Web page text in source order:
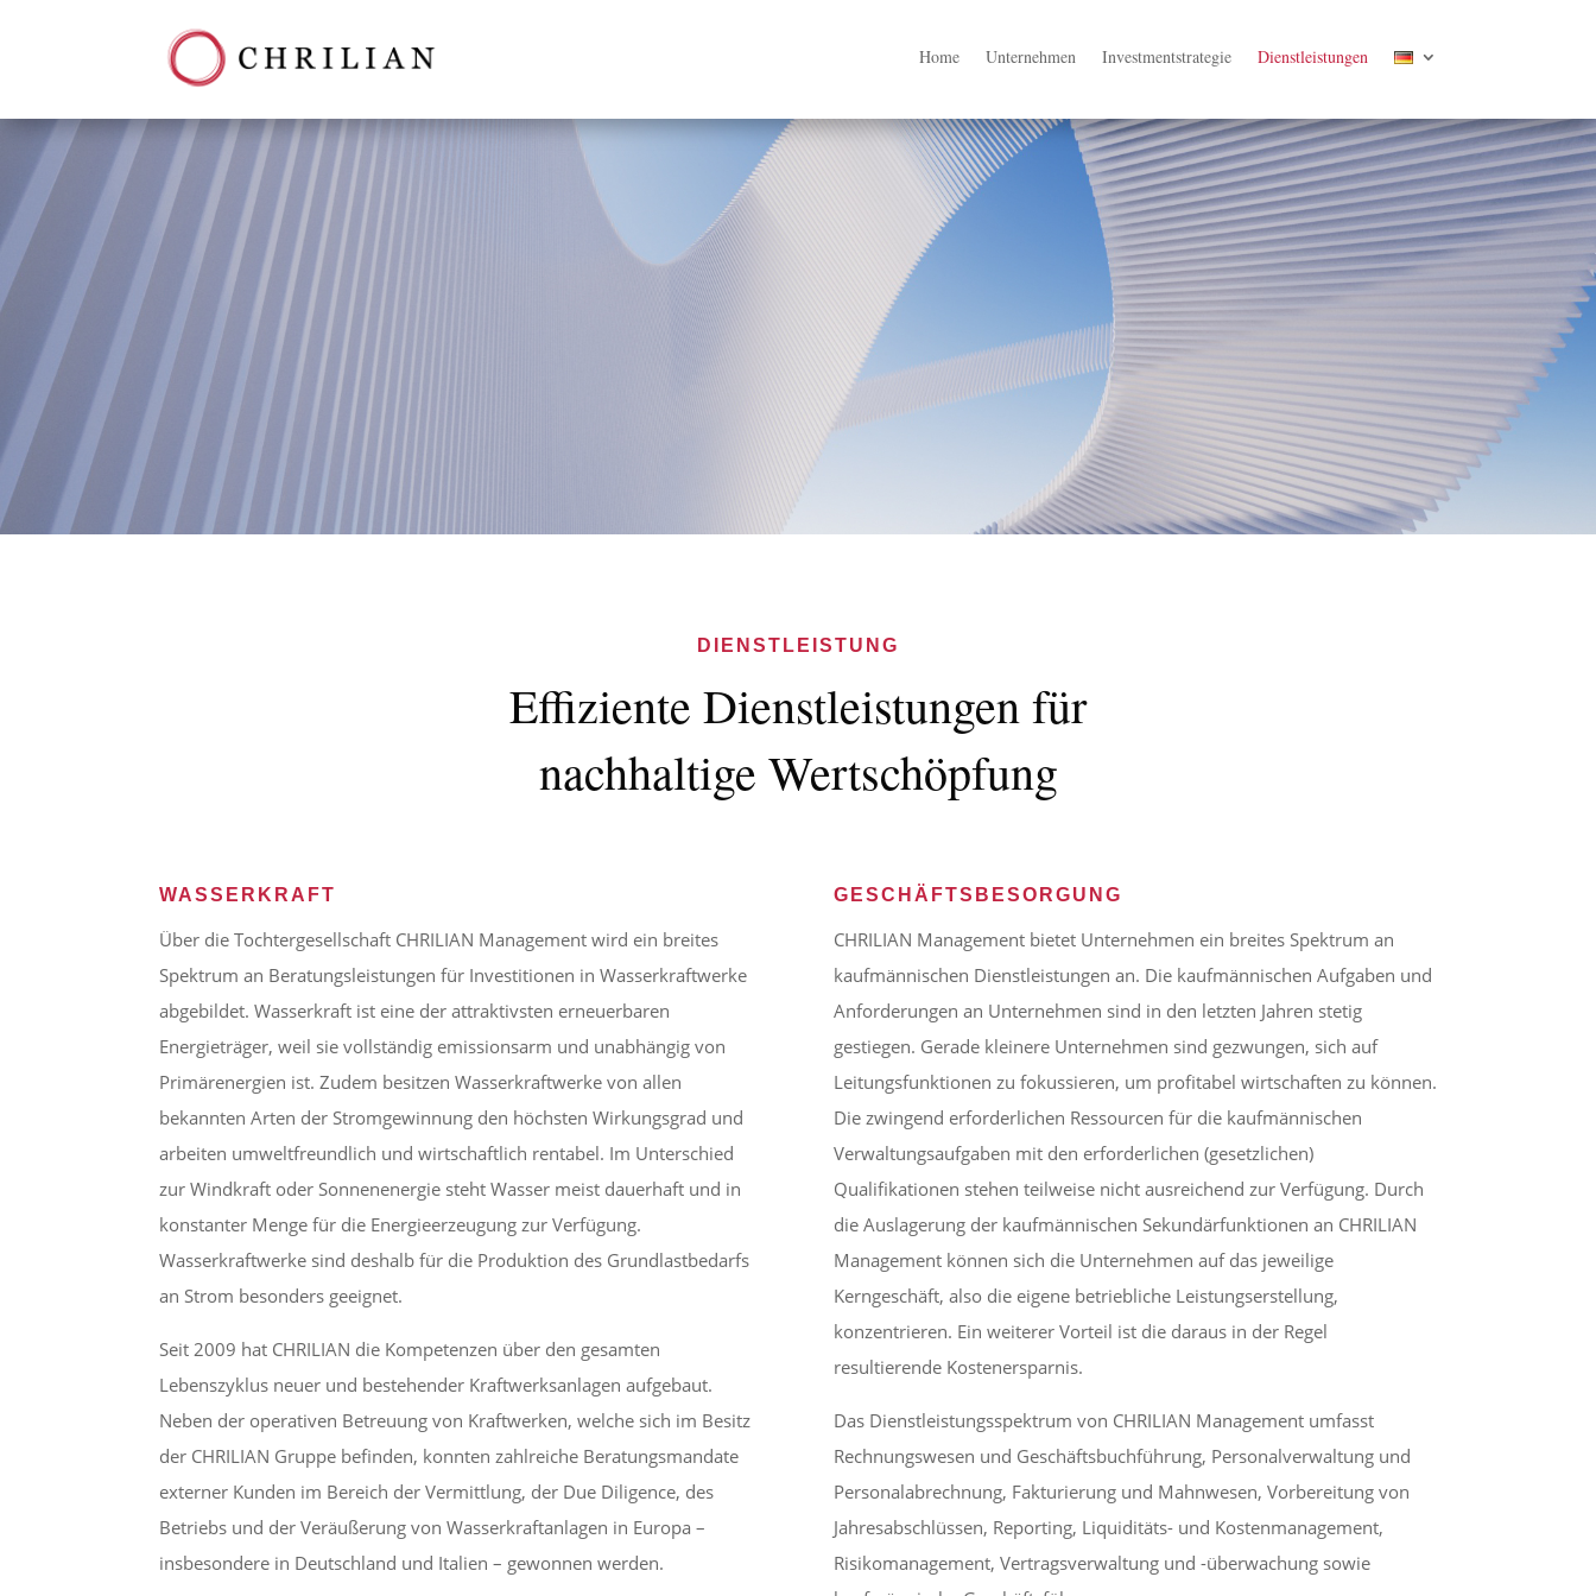
Home Unternehmen Investmentstrategie Dienstleistungen
DIENSTLEISTUNG
Effiziente Dienstleistungen für
nachhaltige Wertschöpfung
WASSERKRAFT
Über die Tochtergesellschaft CHRILIAN Management wird ein breites
Spektrum an Beratungsleistungen für Investitionen in Wasserkraftwerke
abgebildet. Wasserkraft ist eine der attraktivsten erneuerbaren
Energieträger, weil sie vollständig emissionsarm und unabhängig von
Primärenergien ist. Zudem besitzen Wasserkraftwerke von allen
bekannten Arten der Stromgewinnung den höchsten Wirkungsgrad und
arbeiten umweltfreundlich und wirtschaftlich rentabel. Im Unterschied
zur Windkraft oder Sonnenenergie steht Wasser meist dauerhaft und in
konstanter Menge für die Energieerzeugung zur Verfügung.
Wasserkraftwerke sind deshalb für die Produktion des Grundlastbedarfs
an Strom besonders geeignet.
Seit 2009 hat CHRILIAN die Kompetenzen über den gesamten
Lebenszyklus neuer und bestehender Kraftwerksanlagen aufgebaut.
Neben der operativen Betreuung von Kraftwerken, welche sich im Besitz
der CHRILIAN Gruppe befinden, konnten zahlreiche Beratungsmandate
externer Kunden im Bereich der Vermittlung, der Due Diligence, des
Betriebs und der Veräußerung von Wasserkraftanlagen in Europa –
insbesondere in Deutschland und Italien – gewonnen werden.
GESCHÄFTSBESORGUNG
CHRILIAN Management bietet Unternehmen ein breites Spektrum an
kaufmännischen Dienstleistungen an. Die kaufmännischen Aufgaben und
Anforderungen an Unternehmen sind in den letzten Jahren stetig
gestiegen. Gerade kleinere Unternehmen sind gezwungen, sich auf
Leitungsfunktionen zu fokussieren, um profitabel wirtschaften zu können.
Die zwingend erforderlichen Ressourcen für die kaufmännischen
Verwaltungsaufgaben mit den erforderlichen (gesetzlichen)
Qualifikationen stehen teilweise nicht ausreichend zur Verfügung. Durch
die Auslagerung der kaufmännischen Sekundärfunktionen an CHRILIAN
Management können sich die Unternehmen auf das jeweilige
Kerngeschäft, also die eigene betriebliche Leistungserstellung,
konzentrieren. Ein weiterer Vorteil ist die daraus in der Regel
resultierende Kostenersparnis.
Das Dienstleistungsspektrum von CHRILIAN Management umfasst
Rechnungswesen und Geschäftsbuchführung, Personalverwaltung und
Personalabrechnung, Fakturierung und Mahnwesen, Vorbereitung von
Jahresabschlüssen, Reporting, Liquiditäts- und Kostenmanagement,
Risikomanagement, Vertragsverwaltung und -überwachung sowie